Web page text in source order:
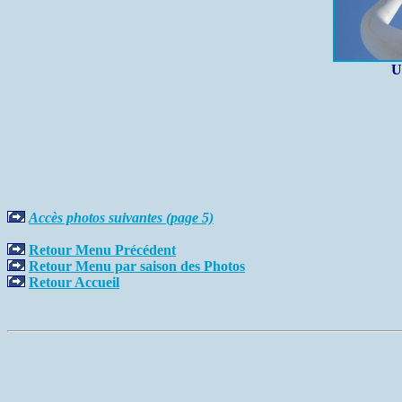
Accès photos suivantes (page 5)
Retour Menu Précédent
Retour Menu par saison des Photos
Retour Accueil